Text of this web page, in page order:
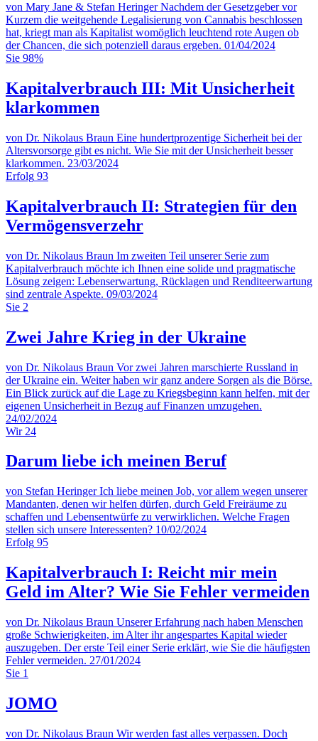
von Mary Jane & Stefan Heringer Nachdem der Gesetzgeber vor
Kurzem die weitgehende Legalisierung von Cannabis beschlossen
hat, kriegt man als Kapitalist womöglich leuchtend rote Augen ob
der Chancen, die sich potenziell daraus ergeben. 01/04/2024
Sie 98%
Kapitalverbrauch III: Mit Unsicherheit
klarkommen
von Dr. Nikolaus Braun Eine hundertprozentige Sicherheit bei der
Altersvorsorge gibt es nicht. Wie Sie mit der Unsicherheit besser
klarkommen. 23/03/2024
Erfolg 93
Kapitalverbrauch II: Strategien für den
Vermögensverzehr
von Dr. Nikolaus Braun Im zweiten Teil unserer Serie zum
Kapitalverbrauch möchte ich Ihnen eine solide und pragmatische
Lösung zeigen: Lebenserwartung, Rücklagen und Renditeerwartung
sind zentrale Aspekte. 09/03/2024
Sie 2
Zwei Jahre Krieg in der Ukraine
von Dr. Nikolaus Braun Vor zwei Jahren marschierte Russland in
der Ukraine ein. Weiter haben wir ganz andere Sorgen als die Börse.
Ein Blick zurück auf die Lage zu Kriegsbeginn kann helfen, mit der
eigenen Unsicherheit in Bezug auf Finanzen umzugehen.
24/02/2024
Wir 24
Darum liebe ich meinen Beruf
von Stefan Heringer Ich liebe meinen Job, vor allem wegen unserer
Mandanten, denen wir helfen dürfen, durch Geld Freiräume zu
schaffen und Lebensentwürfe zu verwirklichen. Welche Fragen
stellen sich unsere Interessenten? 10/02/2024
Erfolg 95
Kapitalverbrauch I: Reicht mir mein
Geld im Alter? Wie Sie Fehler vermeiden
von Dr. Nikolaus Braun Unserer Erfahrung nach haben Menschen
große Schwierigkeiten, im Alter ihr angespartes Kapital wieder
auszugeben. Der erste Teil einer Serie erklärt, wie Sie die häufigsten
Fehler vermeiden. 27/01/2024
Sie 1
JOMO
von Dr. Nikolaus Braun Wir werden fast alles verpassen. Doch